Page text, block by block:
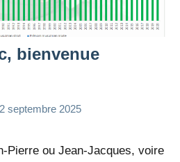
bienvenue
septembre 2025
Pierre ou Jean-Jacques, voire